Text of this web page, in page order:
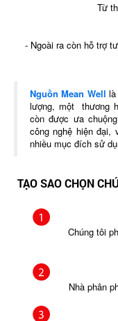
Từ
- Ngoài ra còn hỗ trợ
Nguồn Mean Well
lượng, một thương
còn được ưa
công nghệ hiện đại,
nhiều mục đích sử
TẠO SAO CHỌN
Chúng tôi
Nhà phân